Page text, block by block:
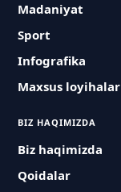
Madaniyat
Sport
Infografika
Maxsus loyihalar
BIZ HAQIMIZDA
Biz haqimizda
Qoidalar